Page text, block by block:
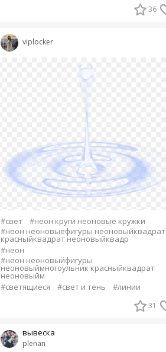
36
viplocker
#свет
#неон круги неоновые кружки
#неон неоновыефигуры неоновыйквадрат
красныйквадрат неоновыйквадр
#неон
#неон неоновыйфигуры
неоновыймногоульник красныйквадрат
неоновыйм
#светящиеся
#свет и тень #линии
31
plenan
вывеска